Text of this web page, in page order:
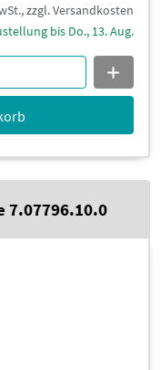
zzgl. Versandkosten
bis Do., 13. Aug.
7.07796.10.0